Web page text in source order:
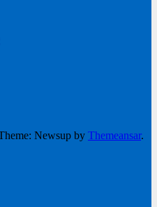
Newsup by Themeansar.